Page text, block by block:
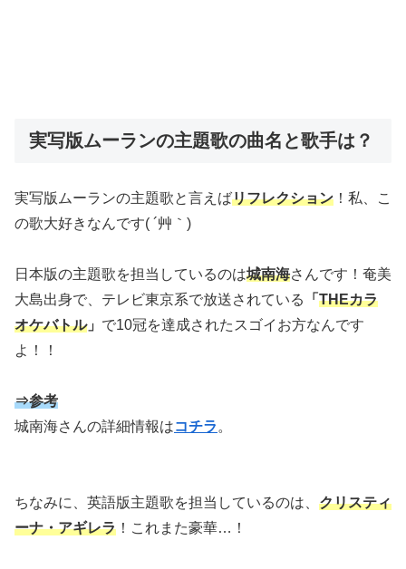
実写版ムーランの主題歌の曲名と歌手は？
実写版ムーランの主題歌と言えばリフレクション ！私、こ
の歌大好きなんです( ´艸｀)
日本版の主題歌を担当しているのは城南海さんです！奄美
大島出身で、テレビ東京系で放送されている
「 THEカラ
オケバトル」 で10冠を達成されたスゴイお方なんです
よ！！
⇒参考
城南海さんの詳細情報はコチラ 。
ちなみに、英語版主題歌を担当しているのは、 クリスティ
ーナ・アギレラ ！これまた豪華…！